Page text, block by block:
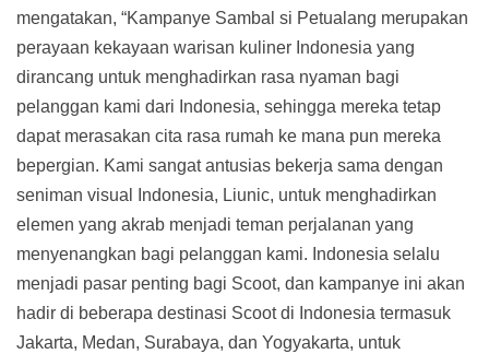
mengatakan, “Kampanye Sambal si Petualang merupakan
perayaan kekayaan warisan kuliner Indonesia yang
dirancang untuk menghadirkan rasa nyaman bagi
pelanggan kami dari Indonesia, sehingga mereka tetap
dapat merasakan cita rasa rumah ke mana pun mereka
bepergian. Kami sangat antusias bekerja sama dengan
seniman visual Indonesia, Liunic, untuk menghadirkan
elemen yang akrab menjadi teman perjalanan yang
menyenangkan bagi pelanggan kami. Indonesia selalu
menjadi pasar penting bagi Scoot, dan kampanye ini akan
hadir di beberapa destinasi Scoot di Indonesia termasuk
Jakarta, Medan, Surabaya, dan Yogyakarta, untuk